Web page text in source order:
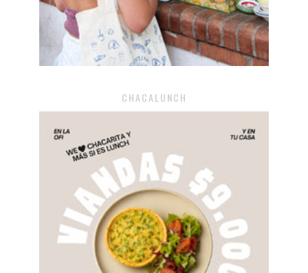
CHACALUNCH